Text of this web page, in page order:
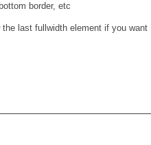
border, etc
last fullwidth element if you want